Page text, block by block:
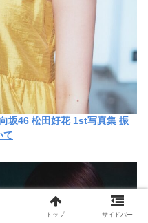
坂46 松田好花 1st写真集 振
て
トップ サイドバー